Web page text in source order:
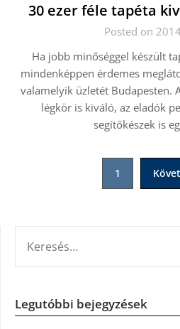
30 ezer féle tapéta
Posted on
Ha jobb minőséggel készült
mindenképpen érdemes
valamelyik üzletét Budapesten.
légkör is kiváló, az eladók
segítőkészek is
1
Legutóbbi bejegyzések